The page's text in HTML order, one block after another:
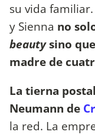
su vida
y Sienna no
beautysino
madre de
La tierna
Neumann de
la red. La